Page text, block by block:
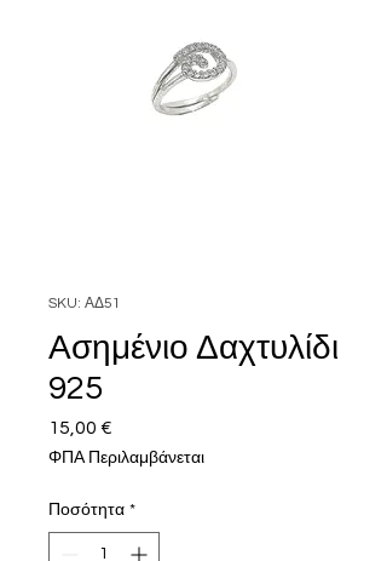
SKU: ΑΔ51
Ασημένιο Δαχτυλίδι
925
15,00 €
ΦΠΑ Περιλαμβάνεται
Ποσότητα *